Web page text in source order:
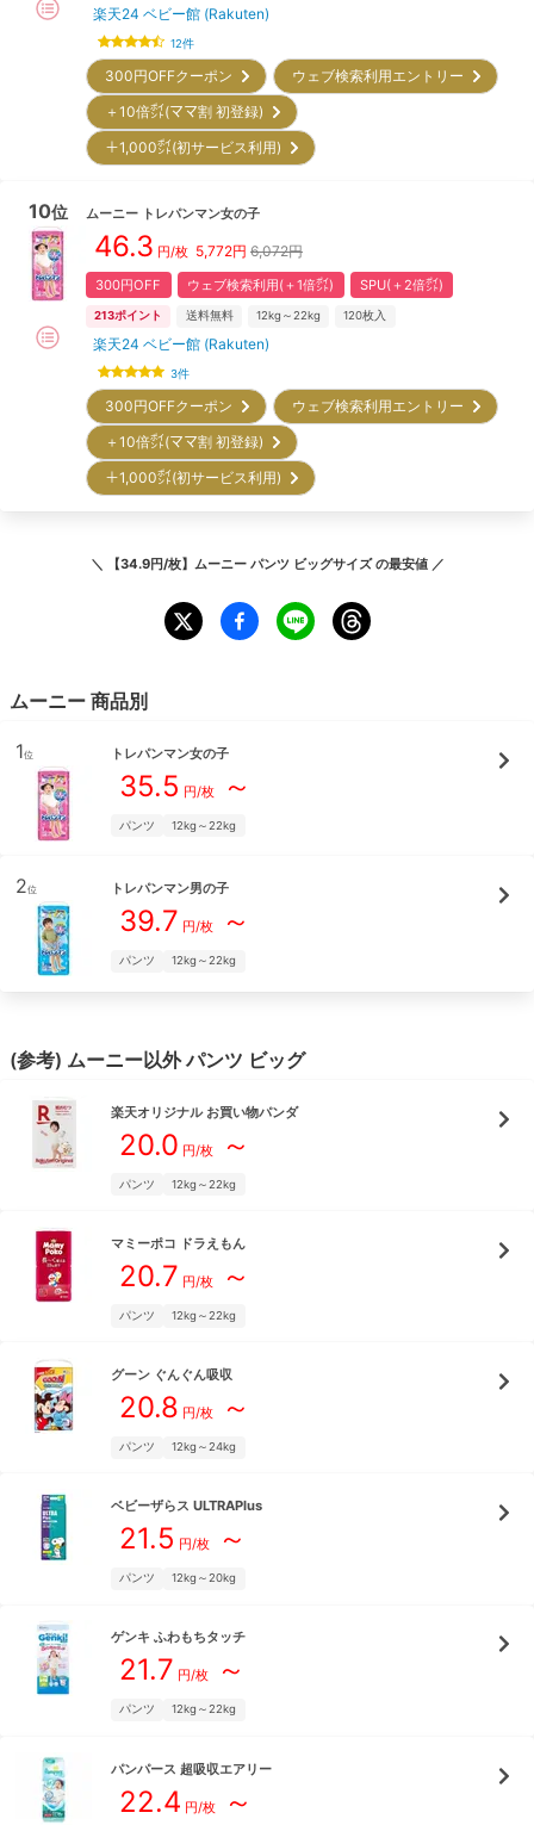
楽天24 ベビー館 (Rakuten)
12件
300円OFFクーポン
ウェブ検索利用エントリー
＋10倍㌽(ママ割 初登録)
＋1,000㌽(初サービス利用)
10位 ムーニー トレパンマン女の子
46.3 円/枚 5,772円 6,072円
300円OFF ウェブ検索利用(＋1倍㌽) SPU(＋2倍㌽)
213ポイント 送料無料 12kg～22kg 120枚入
楽天24 ベビー館 (Rakuten)
3件
300円OFFクーポン
ウェブ検索利用エントリー
＋10倍㌽(ママ割 初登録)
＋1,000㌽(初サービス利用)
＼ 【34.9円/枚】ムーニー パンツ ビッグサイズの最安値 ／
ムーニー 商品別
1位 トレパンマン女の子
35.5 円/枚～
パンツ 12kg～22kg
2位 トレパンマン男の子
39.7 円/枚～
パンツ 12kg～22kg
(参考) ムーニー以外パンツ ビッグ
楽天オリジナル お買い物パンダ
20.0 円/枚～
パンツ 12kg～22kg
マミーポコ ドラえもん
20.7 円/枚～
パンツ 12kg～22kg
グーン ぐんぐん吸収
20.8 円/枚～
パンツ 12kg～24kg
ベビーザらス ULTRAPlus
21.5 円/枚～
パンツ 12kg～20kg
ゲンキ ふわもちタッチ
21.7 円/枚～
パンツ 12kg～22kg
パンパース 超吸収エアリー
22.4 円/枚～